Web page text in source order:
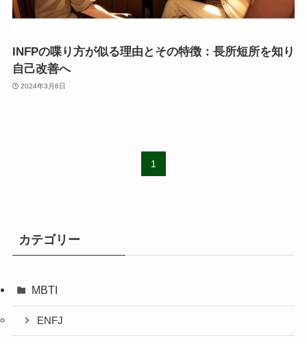
INFPの喋り方が似る理由とその特徴：長所短所を知り
自己改善へ
2024年3月6日
1
カテゴリー
MBTI
ENFJ